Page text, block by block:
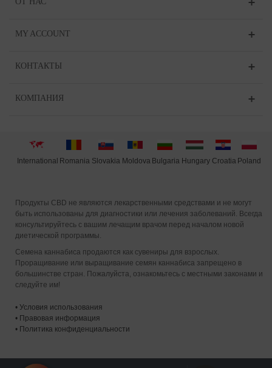
MY ACCOUNT
КОНТАКТЫ
КОМПАНИЯ
International Romania Slovakia Moldova Bulgaria Hungary Croatia Poland
Продукты CBD не являются лекарственными средствами и не могут
быть использованы для диагностики или лечения заболеваний. Всегда
консультируйтесь с вашим лечащим врачом перед началом новой
диетической программы.
Семена каннабиса продаются как сувениры для взрослых.
Проращивание или выращивание семян каннабиса запрещено в
большинстве стран. Пожалуйста, ознакомьтесь с местными законами и
следуйте им!
• Условия использования
• Правовая информация
• Политика конфиденциальности